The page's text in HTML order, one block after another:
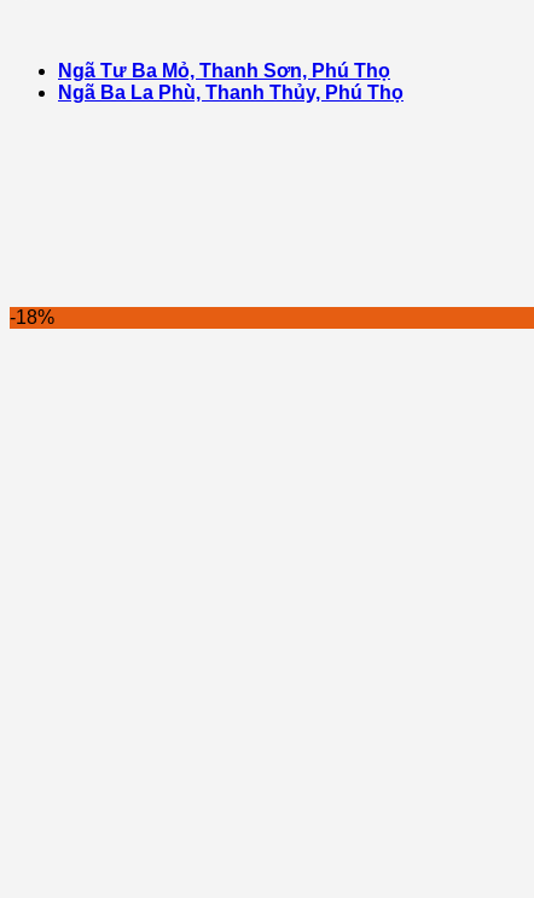
Ngã Tư Ba Mỏ, Thanh Sơn, Phú Thọ
Ngã Ba La Phù, Thanh Thủy, Phú Thọ
-18%